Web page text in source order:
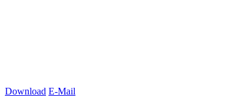
Download E-Mail